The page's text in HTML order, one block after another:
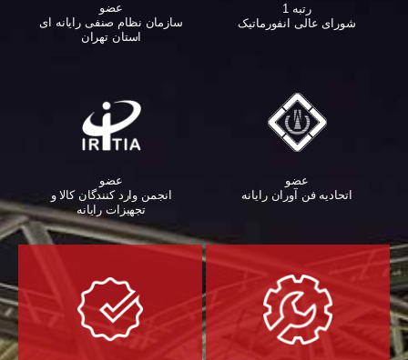
رتبه 1
شورای عالی انفورماتیک
عضو
سازمان نظام صنفی رایانه ای
استان تهران
عضو
اتحادیه فن آوران رایانه
عضو
انجمن وارد کنندگان کالا و
تجهیزات رایانه‌